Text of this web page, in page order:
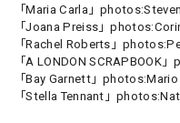
「Maria Carla」
「Joana Preiss」
「Rachel Roberts」
「A LONDON SCRAPBOOK
「Bay Garnett」
「Stella Tennant」